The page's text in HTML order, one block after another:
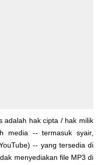
hak cipta / hak milik
media -- termasuk syair,
-- yang tersedia di
menyediakan file MP3 di